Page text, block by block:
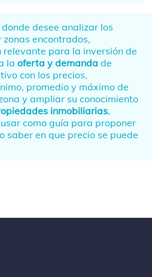
desee analizar los
encontrados,
para la inversión de
la oferta y demanda de
con los precios,
promedio y máximo de
y ampliar su conocimiento
inmobiliarias,
como guía para proponer
saber en que precio se puede